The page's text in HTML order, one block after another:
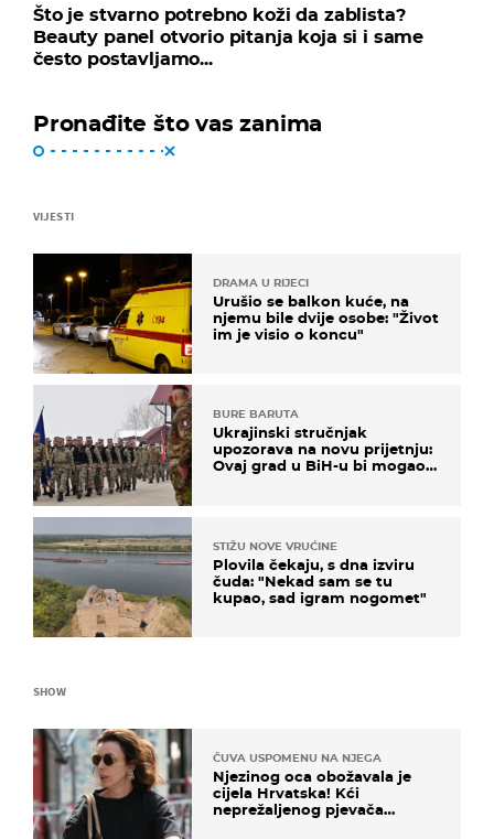
Što je stvarno potrebno koži da zablista?
Beauty panel otvorio pitanja koja si i same
često postavljamo...
Pronađite što vas zanima
VIJESTI
DRAMA U RIJECI
Urušio se balkon kuće, na
njemu bile dvije osobe: "Život
im je visio o koncu"
BURE BARUTA
Ukrajinski stručnjak
upozorava na novu prijetnju:
Ovaj grad u BiH-u bi mogao
STIŽU NOVE VRUĆINE
Plovila čekaju, s dna izviru
čuda: "Nekad sam se tu
kupao, sad igram nogomet"
SHOW
ČUVA USPOMENU NA NJEGA
Njezinog oca obožavala je
cijela Hrvatska! Kći
neprežaljenog pjevača